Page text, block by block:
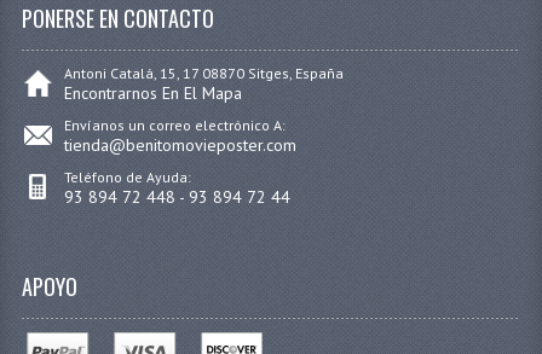
PONERSE EN CONTACTO
Antoni Catalá, 15, 17 08870 Sitges, España
Encontrarnos En El Mapa
Envíanos un correo electrónico A:
tienda@benitomovieposter.com
Teléfono de Ayuda:
93 894 72 448 - 93 894 72 44
APOYO